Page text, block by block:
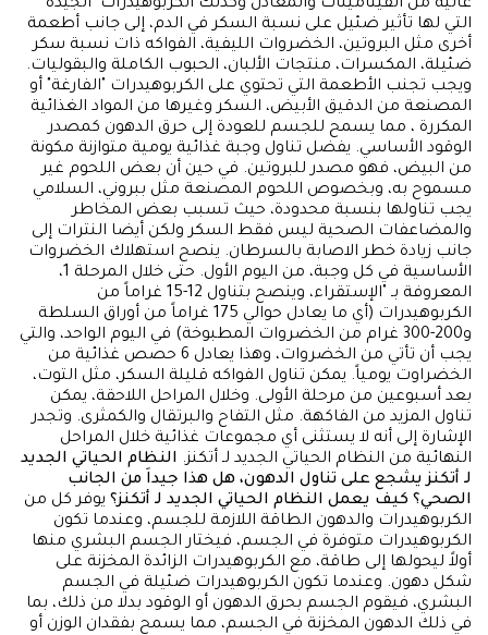
عالية من الفيتامينات والمعادن وكذلك الكربوهيدرات "الجيدة"
التي لها تأثير ضئيل على نسبة السكر في الدم، إلى جانب أطعمة
أخرى مثل البروتين، الخضروات الليفية، الفواكه ذات نسبة سكر
ضئيلة، المكسرات، منتجات الألبان، الحبوب الكاملة والبقوليات.
ويجب تجنب الأطعمة التي تحتوي على الكربوهيدرات "الفارغة" أو
المصنعة من الدقيق الأبيض، السكر وغيرها من المواد الغذائية
المكررة ، مما يسمح للجسم للعودة إلى حرق الدهون كمصدر
الوقود الأساسي. يفضل تناول وجبة غذائية يومية متوازنة مكونة
من البيض، فهو مصدر للبروتين. في حين أن بعض اللحوم غير
مسموح به، وبخصوص اللحوم المصنعة مثل ببروني، السلامي
يجب تناولها بنسبة محدودة، حيث تسبب بعض المخاطر
والمضاعفات الصحية ليس فقط السكر ولكن أيضا النترات إلى
جانب زيادة خطر الاصابة بالسرطان. ينصح استهلاك الخضروات
الأساسية في كل وجبة، من اليوم الأول. حتى خلال المرحلة 1،
المعروفة بـ "الإستقراء، وينصح بتناول 12-15 غراماً من
الكربوهيدرات (أي ما يعادل حوالي 175 غراماً من أوراق السلطة
و200-300 غرام من الخضروات المطبوخة) في اليوم الواحد، والتي
يجب أن تأتي من الخضروات، وهذا يعادل 6 حصص غذائية من
الخضراوت يومياً. يمكن تناول الفواكه قليلة السكر، مثل التوت،
بعد أسبوعين من مرحلة الأولى. وخلال المراحل اللاحقة، يمكن
تناول المزيد من الفاكهة. مثل التفاح والبرتقال والكمثرى. وتجدر
الإشارة إلى أنه لا يستثنى أي مجموعات غذائية خلال المراحل
النهائية من النظام الحياتي الجديد لـ أتكنز. النظام الحياتي الجديد
لـ أتكنز يشجع على تناول الدهون، هل هذا جيداَ من الجانب
الصحي؟ كيف يعمل النظام الحياتي الجديد لـ أتكنز؟ يوفر كل من
الكربوهيدرات والدهون الطاقة اللازمة للجسم، وعندما تكون
الكربوهيدرات متوفرة في الجسم، فيختار الجسم البشري منها
أولاً ليحولها إلى طاقة، مع الكربوهيدرات الزائدة المخزنة على
شكل دهون. وعندما تكون الكربوهيدرات ضئيلة في الجسم
البشري، فيقوم الجسم بحرق الدهون أو الوقود بدلا من ذلك، بما
في ذلك الدهون المخزنة في الجسم، مما يسمح بفقدان الوزن أو